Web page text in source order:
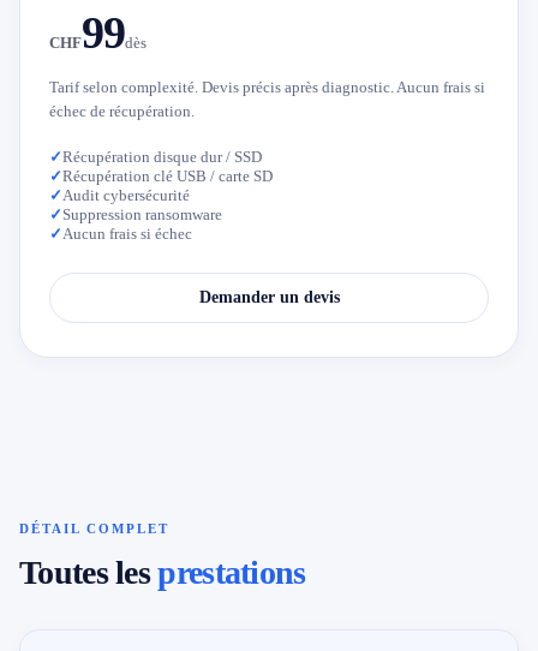
CHF99dès
Tarif selon complexité. Devis précis après diagnostic. Aucun frais si
échec de récupération.
✓Récupération disque dur / SSD
✓Récupération clé USB / carte SD
✓ Audit cybersécurité
✓ Suppression ransomware
✓ Aucun frais si échec
Demander un devis
DÉTAIL COMPLET
Toutes lesprestations